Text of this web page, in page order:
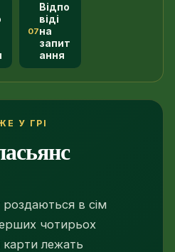
07
Відпо
віді
на
запит
ання
У ГРІ
в сім
чотирьох
лежать